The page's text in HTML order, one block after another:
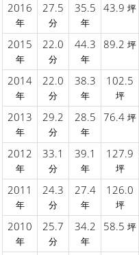
2016
年
27.5
分
35.5
年
43.9 坪
2015
年
22.0
分
44.3
年
89.2 坪
2014
年
22.0
分
38.3
年
102.5
坪
2013
年
29.2
分
28.5
年
76.4 坪
2012
年
33.1
分
39.1
年
127.9
坪
2011
年
24.3
分
27.4
年
126.0
坪
2010
年
25.7
分
34.2
年
58.5 坪